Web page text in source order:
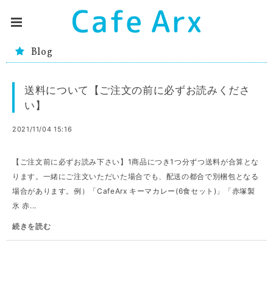
Blog
送料について【ご注文の前に必ずお読みくださ
い】
2021/11/04 15:16
【ご注文前に必ずお読み下さい】1商品につき1つ分ずつ送料が合算とな
ります。一緒にご注文いただいた場合でも、配送の都合で別梱包となる
場合があります。例）「CafeArx キーマカレー(6食セット)」「赤塚製
氷 赤...
続きを読む